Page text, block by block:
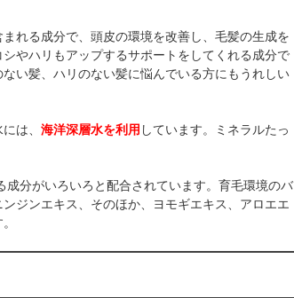
れる成分で、頭皮の環境を改善し、毛髪の生成を
やハリもアップするサポートをしてくれる成分で
い髪、ハリのない髪に悩んでいる方にもうれしい
は、 海洋深層水を利用 しています。ミネラルたっ
分がいろいろと配合されています。育毛環境のバ
ジンエキス、そのほか、ヨモギエキス、アロエエ